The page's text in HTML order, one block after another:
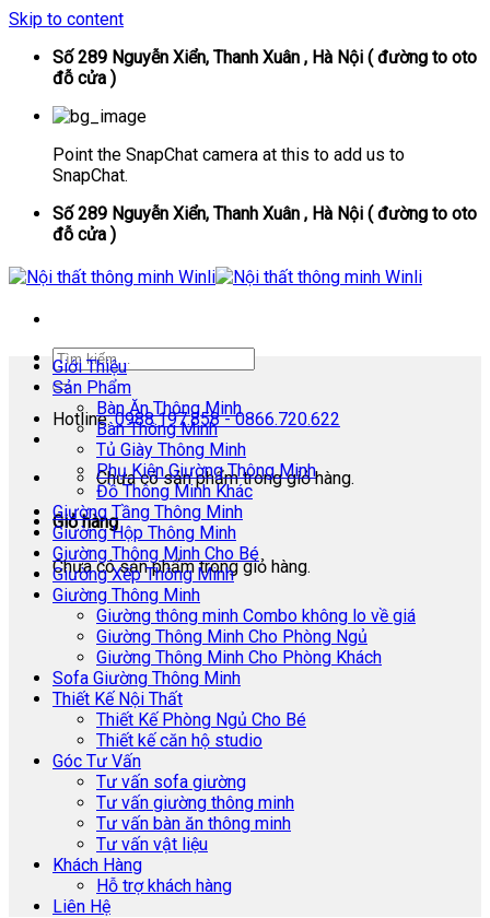
Skip to content
Số 289 Nguyễn Xiển, Thanh Xuân , Hà Nội ( đường to oto
đỗ cửa )
Point the SnapChat camera at this to add us to
SnapChat.
Số 289 Nguyễn Xiển, Thanh Xuân , Hà Nội ( đường to oto
đỗ cửa )
Hotline:0988.197.858 - 0866.720.622
Chưa có sản phẩm trong giỏ hàng.
Giỏ hàng
Chưa có sản phẩm trong giỏ hàng.
Giới Thiệu
Sản Phẩm
Bàn Ăn Thông Minh
Bàn Thông Minh
Tủ Giày Thông Minh
Phụ Kiện Giường Thông Minh
Đồ Thông Minh Khác
Giường Tầng Thông Minh
Giường Hộp Thông Minh
Giường Thông Minh Cho Bé
Giường Xếp Thông Minh
Giường Thông Minh
Giường thông minh Combo không lo về giá
Giường Thông Minh Cho Phòng Ngủ
Giường Thông Minh Cho Phòng Khách
Sofa Giường Thông Minh
Thiết Kế Nội Thất
Thiết Kế Phòng Ngủ Cho Bé
Thiết kế căn hộ studio
Góc Tư Vấn
Tư vấn sofa giường
Tư vấn giường thông minh
Tư vấn bàn ăn thông minh
Tư vấn vật liệu
Khách Hàng
Hỗ trợ khách hàng
Liên Hệ